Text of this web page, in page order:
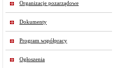
Organizacje pozarządowe
Dokumenty
Program współpracy
Ogłoszenia